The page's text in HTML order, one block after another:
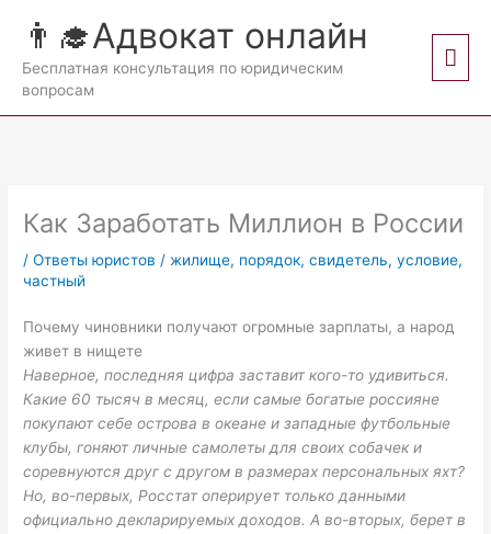
содержимому
👨‍🎓Адвокат онлайн
Бесплатная консультация по юридическим
вопросам
Как Заработать Миллион в России
/Ответы юристов /жилище, порядок,свидетель,условие,
частный
Почему чиновники получают огромные зарплаты, а народ
живет в нищете
Наверное, последняя цифра заставит кого-то удивиться.
Какие 60 тысяч в месяц, если самые богатые россияне
покупают себе острова в океане и западные футбольные
клубы, гоняют личные самолеты для своих собачек и
соревнуются друг с другом в размерах персональных яхт?
Но, во-первых, Росстат оперирует только данными
официально декларируемых доходов. А во-вторых, берет в